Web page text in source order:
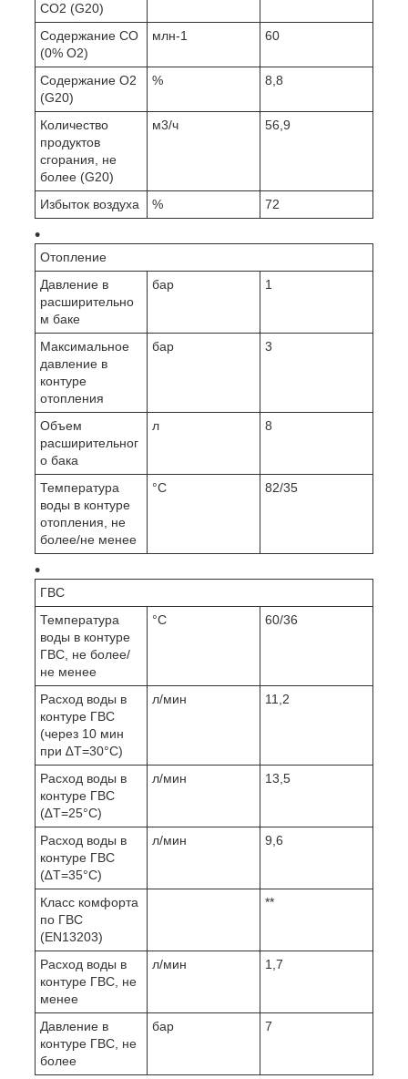
CO2 (G20)
Содержание CO
(0% O2)
млн-1 60
Содержание O2
(G20)
% 8,8
Количество
продуктов
сгорания, не
более (G20)
м3/ч 56,9
Избыток воздуха % 72
Отопление
Давление в
расширительно
м баке
бар 1
Максимальное
давление в
контуре
отопления
бар 3
Объем
расширительног
о бака
л 8
Температура
воды в контуре
отопления, не
более/не менее
°C 82/35
ГВС
Температура
воды в контуре
ГВС, не более/
не менее
°C 60/36
Расход воды в
контуре ГВС
(через 10 мин
при ∆Т=30°С)
л/мин 11,2
Расход воды в
контуре ГВС
(∆Т=25°С)
л/мин 13,5
Расход воды в
контуре ГВС
(∆Т=35°С)
л/мин 9,6
Класс комфорта
по ГВС
(EN13203)
**
Расход воды в
контуре ГВС, не
менее
л/мин 1,7
Давление в
контуре ГВС, не
более
бар 7